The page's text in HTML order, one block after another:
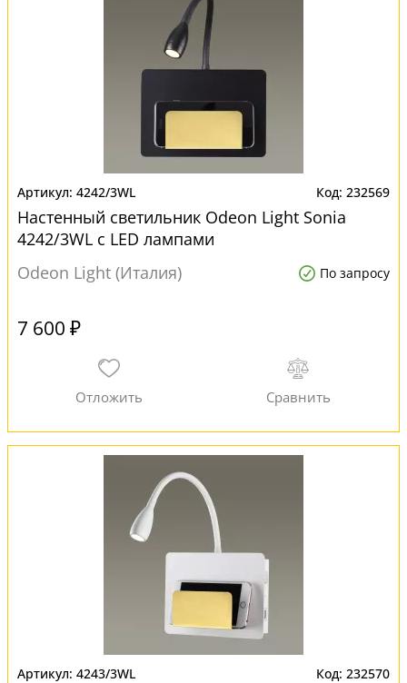
4242/3WL 232569
Настенный светильник Odeon Light Sonia
4242/3WL с LED лампами
Odeon Light (Италия)
По запросу
7 600 ₽
4243/3WL 232570